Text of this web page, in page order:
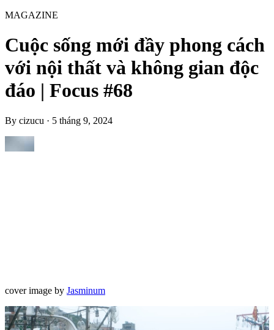
MAGAZINE
Cuộc sống mới đầy phong cách
với nội thất và không gian độc
đáo | Focus #68
By cizucu · 5 tháng 9, 2024
cover image by Jasminum